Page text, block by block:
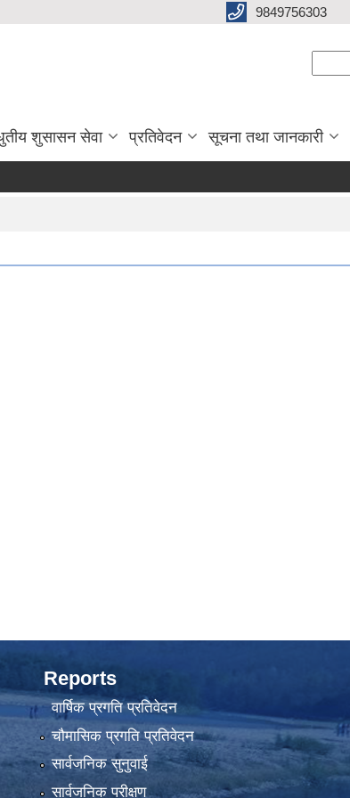
9849756303
शुसासन सेवा प्रतिवेदन सूचना तथा जानकारी
Reports
वार्षिक प्रगति प्रतिवेदन
चौमासिक प्रगति प्रतिवेदन
सार्वजनिक सुनुवाई
सार्वजनिक परीक्षण